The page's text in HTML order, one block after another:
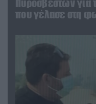
Πυροσβεστών για
που γέλασε στη